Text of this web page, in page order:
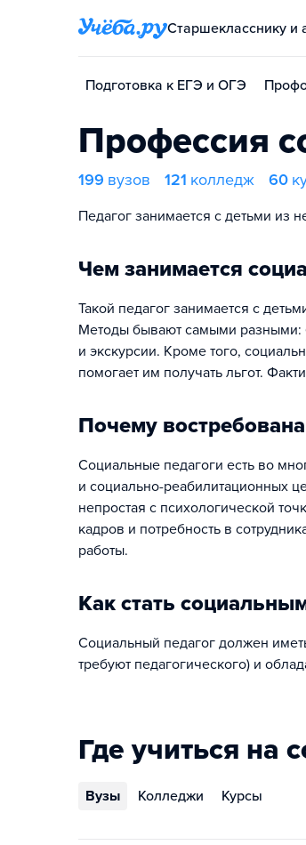
Старшекласснику и
Подготовка к ЕГЭ и ОГЭ
Профессия
199 вузов 121 колледж 60
Педагог занимается с детьми из
Чем занимается
Такой педагог занимается с
Методы бывают самыми разными:
и экскурсии. Кроме того,
помогает им получать льгот.
Почему
Социальные педагоги есть во
и социально-реабилитационных
непростая с психологической
кадров и потребность в
работы.
Как стать
Социальный педагог должен
требуют педагогического) и
Где учиться на
Вузы Колледжи Курсы